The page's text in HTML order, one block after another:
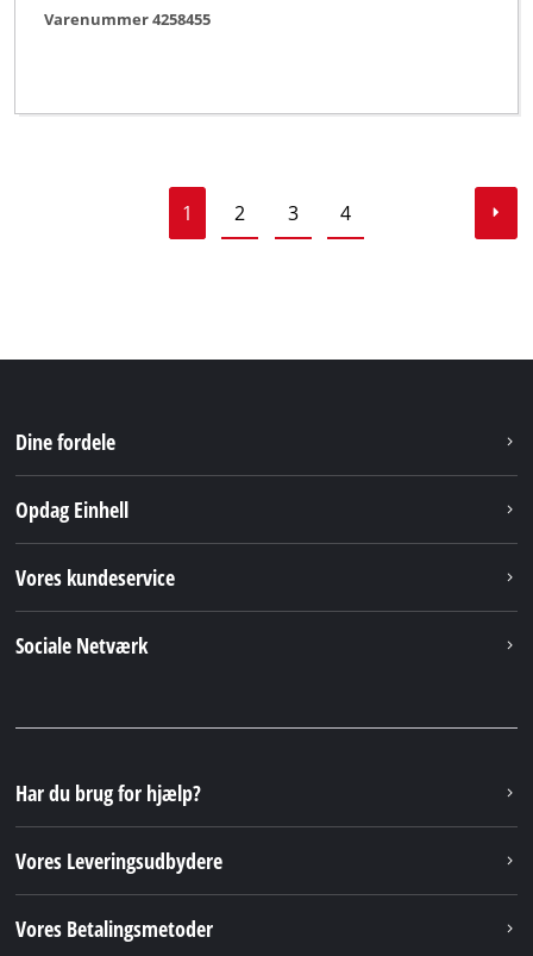
Varenummer 4258455
1 2 3 4
Dine fordele
Opdag Einhell
Vores kundeservice
Sociale Netværk
Har du brug for hjælp?
Vores Leveringsudbydere
Vores Betalingsmetoder